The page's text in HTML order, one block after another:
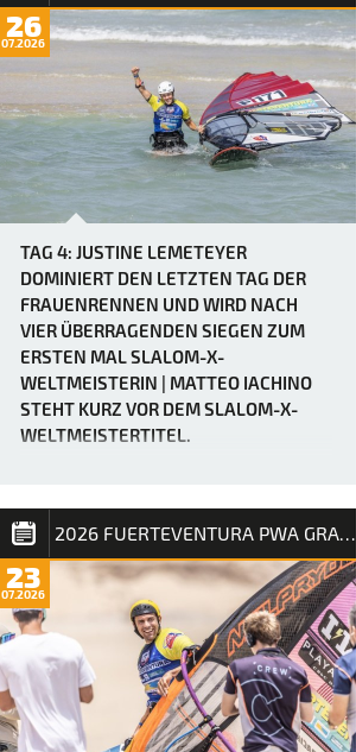
26
07.2026
TAG 4: JUSTINE LEMETEYER
DOMINIERT DEN LETZTEN TAG DER
FRAUENRENNEN UND WIRD NACH
VIER ÜBERRAGENDEN SIEGEN ZUM
ERSTEN MAL SLALOM-X-
WELTMEISTERIN | MATTEO IACHINO
STEHT KURZ VOR DEM SLALOM-X-
WELTMEISTERTITEL.
entpuppt sich als wahrer
Ausdauerwettkampf, bei dem die unerbittlich
heulenden Winde keine Verschnaufpause
zulassen und die mentalen und körperlichen
Fähigkeiten der weltbesten Windsurfer bis
an ihre absoluten Grenzen bringen. Heute
2026 FUERTEVENTURA PWA GRAND SLAM
23
07.2026